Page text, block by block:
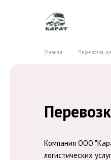
Главная Перевозка
Компания ООО
логистических